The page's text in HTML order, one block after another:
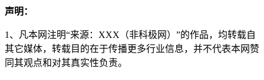
声明：
1、凡本网注明“来源：XXX（非科极网）”的作品，均转载自
其它媒体，转载目的在于传播更多行业信息，并不代表本网赞
同其观点和对其真实性负责。